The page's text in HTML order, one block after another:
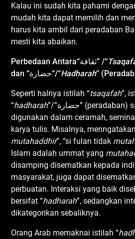
Kalau ini sudah kita pahami
mudah kita dapat memilih dan
harus kita ambil dari peradaban
mesti kita abaikan.
Perbedaan Antara“ثقافة”/“
dan“حضارة“/“Hadharah” (P
Seperti halnya istilah “tsaqafah”,
“hadharah”/”حضارة” (peradaban) saat ini juga sering
digunakan dalam ceramah,
karya tulis. Misalnya,
mutahaddhir”, “si fulan tidak
Islam adalah ummat yang
disamping disematkan kepada
masyarakat, juga dapat
perbuatan. Interaksi yang baik
bersifat “hadharah”, sedangkan
dikategorikan sebaliknya.
Orang Arab memaknai istilah “